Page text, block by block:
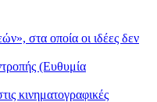
στα οποία οι ιδέες δεν
(Ευθυμία
κινηματογραφικές